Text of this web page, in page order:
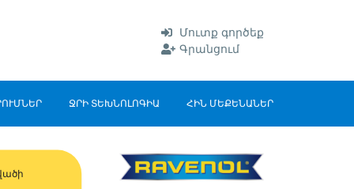
Մուտք գործեք
Գրանցում
ՋՐԻ ՏԵԽՆՈԼՈԳԻԱ ՀԻՆ ՄԵՔԵՆԱՆԵՐ